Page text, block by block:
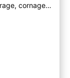
cornage…